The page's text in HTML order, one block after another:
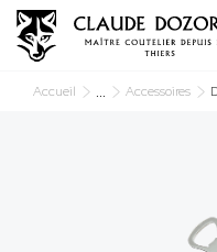
Accueil ... Accessoires
Panneau de gestion des